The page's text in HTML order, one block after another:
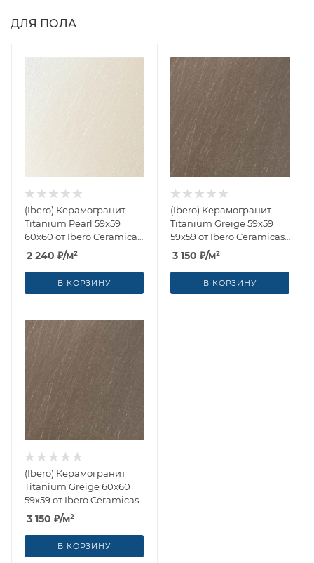
ДЛЯ ПОЛА
(Ibero) Керамогранит
Titanium Pearl 59x59
60x60 от Ibero Ceramicas
(Испания)
2 240 ₽/м²
В КОРЗИНУ
(Ibero) Керамогранит
Titanium Greige 59x59
59x59 от Ibero Ceramicas
(Испания)
3 150 ₽/м²
В КОРЗИНУ
(Ibero) Керамогранит
Titanium Greige 60x60
59x59 от Ibero Ceramicas
(Испания)
3 150 ₽/м²
В КОРЗИНУ